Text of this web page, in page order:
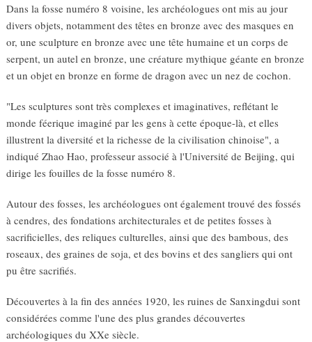
Dans la fosse numéro 8 voisine, les archéologues ont mis au jour
divers objets, notamment des têtes en bronze avec des masques en
or, une sculpture en bronze avec une tête humaine et un corps de
serpent, un autel en bronze, une créature mythique géante en bronze
et un objet en bronze en forme de dragon avec un nez de cochon.
"Les sculptures sont très complexes et imaginatives, reflétant le
monde féerique imaginé par les gens à cette époque-là, et elles
illustrent la diversité et la richesse de la civilisation chinoise", a
indiqué Zhao Hao, professeur associé à l'Université de Beijing, qui
dirige les fouilles de la fosse numéro 8.
Autour des fosses, les archéologues ont également trouvé des fossés
à cendres, des fondations architecturales et de petites fosses à
sacrificielles, des reliques culturelles, ainsi que des bambous, des
roseaux, des graines de soja, et des bovins et des sangliers qui ont
pu être sacrifiés.
Découvertes à la fin des années 1920, les ruines de Sanxingdui sont
considérées comme l'une des plus grandes découvertes
archéologiques du XXe siècle.